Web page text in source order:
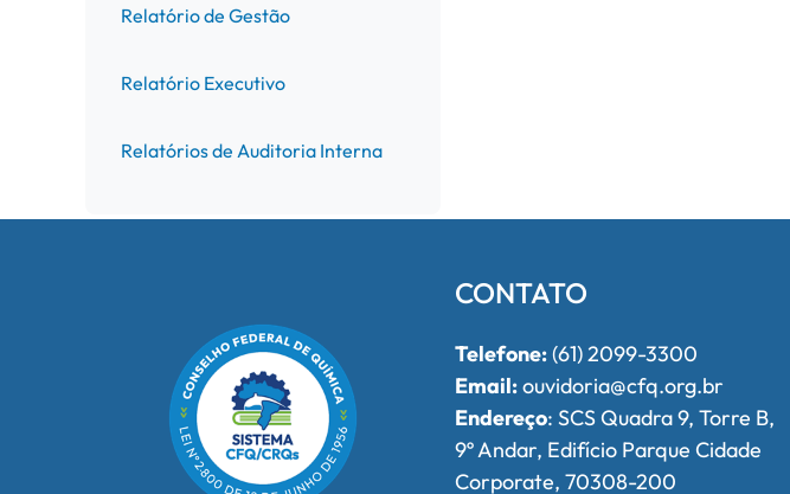
Relatório de Gestão
Relatório Executivo
Relatórios de Auditoria Interna
CONTATO
Telefone:(61) 2099-3300
Email:ouvidoria@cfq.org.br
Endereço: SCS Quadra 9, Torre B,
9º Andar, Edifício Parque Cidade
Corporate, 70308-200